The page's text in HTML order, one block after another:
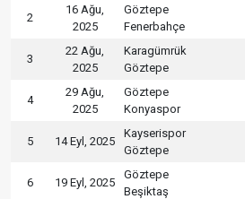
2
16 Ağu,
2025
Göztepe
Fenerbahçe
3
22 Ağu,
2025
Karagümrük
Göztepe
4
29 Ağu,
2025
Göztepe
Konyaspor
5 14 Eyl, 2025
Kayserispor
Göztepe
6 19 Eyl, 2025
Göztepe
Beşiktaş